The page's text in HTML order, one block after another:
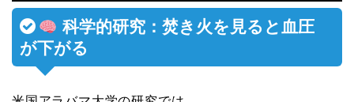
科学的研究：焚き火を見ると血圧
が下がる